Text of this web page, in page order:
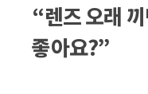
“렌즈 오래
좋아요?”